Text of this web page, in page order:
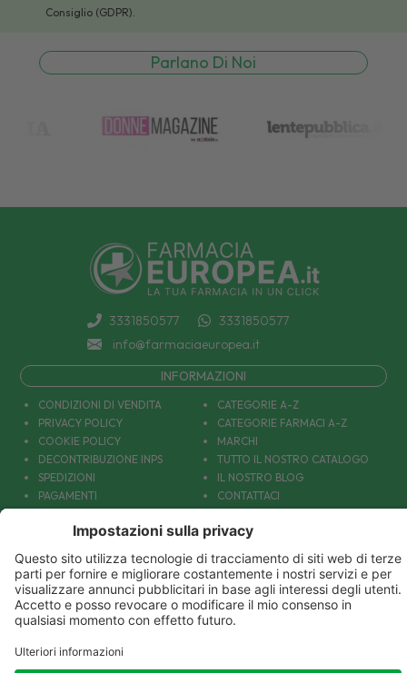
Consiglio (GDPR).
Parlano Di Noi
3331850577
3331850577
info@farmaciaeuropea.it
INFORMAZIONI
CONDIZIONI DI VENDITA
PRIVACY POLICY
COOKIE POLICY
DECONTRIBUZIONE INPS
SPEDIZIONI
PAGAMENTI
PATOLOGIE: CAUSE E RIMEDI
CATEGORIE A-Z
CATEGORIE FARMACI A-Z
MARCHI
TUTTO IL NOSTRO CATALOGO
IL NOSTRO BLOG
CONTATTACI
DIVENTIAMO AMICI!
Parafarmacia Europea Srl - Via Petraro 380- 80050 Santa Maria la Carità (NA) - P.IVA